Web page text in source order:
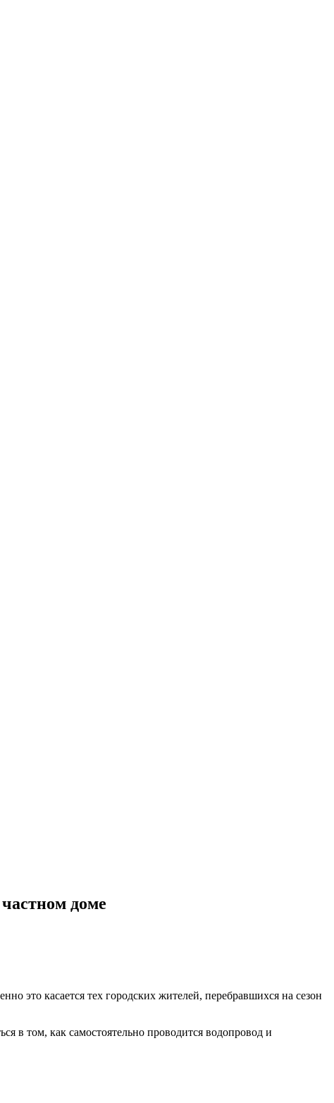
доме
это касается тех городских жителей, перебравшихся на сезон
в том, как самостоятельно проводится водопровод и